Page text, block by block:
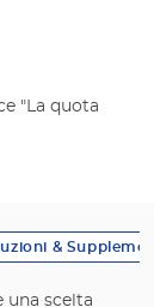
"La quota
&
una scelta